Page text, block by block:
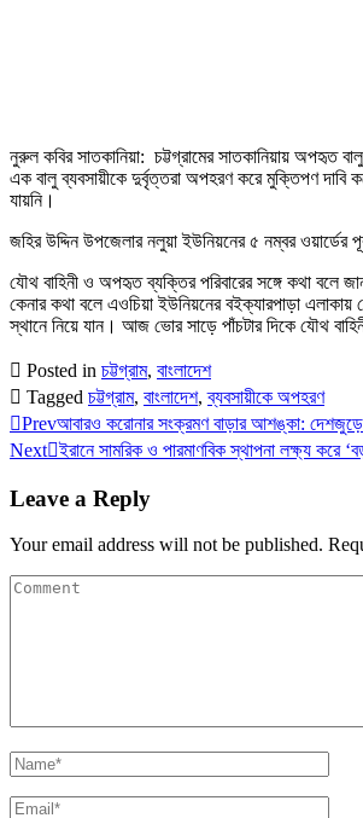
নুরুল কবির সাতকানিয়া: চট্টগ্রামের সাতকানিয়ায় অপহৃত
এক বালু ব্যবসায়ীকে দুর্বৃত্তরা অপহরণ করে মুক্তিপণ
যায়নি।
জহির উদ্দিন উপজেলার নলুয়া ইউনিয়নের ৫ নম্বর ওয়ার্ডের
যৌথ বাহিনী ও অপহৃত ব্যক্তির পরিবারের সঙ্গে কথা বলে
কেনার কথা বলে এওচিয়া ইউনিয়নের বইক্যারপাড়া
স্থানে নিয়ে যান। আজ ভোর সাড়ে পাঁচটার দিকে যৌথ
Posted in চট্টগ্রাম, বাংলাদেশ
Tagged চট্টগ্রাম, বাংলাদেশ,ব্যবসায়ীকে অপহরণ
Prevআবারও করোনার সংক্রমণ বাড়ার আশঙ্কা: দেশজুড়ে
Next ইরানে সামরিক ও পারমাণবিক স্থাপনা লক্ষ্য করে
Leave a Reply
Your email address will not be published.